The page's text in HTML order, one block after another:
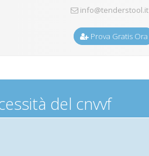
info@tenderstool.it
Prova Gratis Ora
del cnvvf